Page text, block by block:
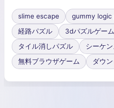
slime escape gummy logic
経路パズル
3dパズルゲーム
タイル消しパズル
シーケ
無料ブラウザゲーム
ダウ